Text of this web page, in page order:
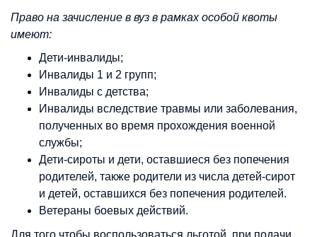
Право на зачисление в вуз в рамках особой квоты
имеют:
Дети-инвалиды;
Инвалиды 1 и 2 групп;
Инвалиды с детства;
Инвалиды вследствие травмы или заболевания,
полученных во время прохождения военной
службы;
Дети-сироты и дети, оставшиеся без попечения
родителей, также родители из числа детей-сирот
и детей, оставшихся без попечения родителей.
Ветераны боевых действий.
Для того чтобы воспользоваться льготой, при подачи